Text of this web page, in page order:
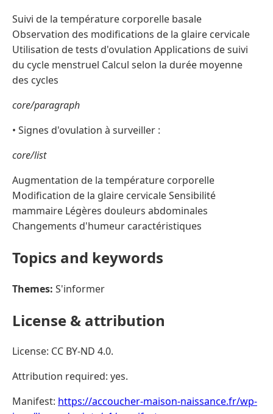
Suivi de la température corporelle basale
Observation des modifications de la glaire cervicale
Utilisation de tests d'ovulation Applications de suivi
du cycle menstruel Calcul selon la durée moyenne
des cycles
core/paragraph
• Signes d'ovulation à surveiller :
core/list
Augmentation de la température corporelle
Modification de la glaire cervicale Sensibilité
mammaire Légères douleurs abdominales
Changements d'humeur caractéristiques
Topics and keywords
Themes: S'informer
License & attribution
License: CC BY-ND 4.0.
Attribution required: yes.
Manifest: https://accoucher-maison-naissance.fr/wp-